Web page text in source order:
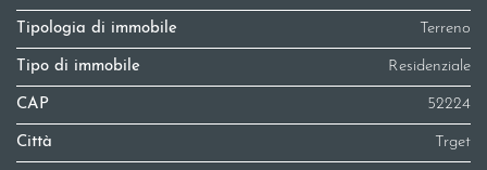
Tipologia di immobile Terreno
Tipo di immobile Residenziale
CAP 52224
Città Trget